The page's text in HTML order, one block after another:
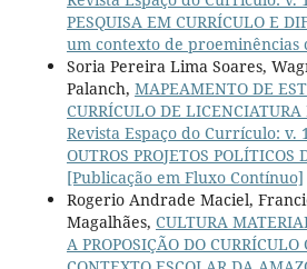
PESQUISA EM CURRÍCULO E
um contexto de proeminências
Soria Pereira Lima Soares,
Palanch, MAPEAMENTO DE
CURRÍCULO DE
Revista Espaço do Currículo: v.
OUTROS PROJETOS POLÍTICOS
[Publicação em Fluxo Contínuo]
Rogerio Andrade Maciel,
Magalhães, CULTURA
A PROPOSIÇÃO DO